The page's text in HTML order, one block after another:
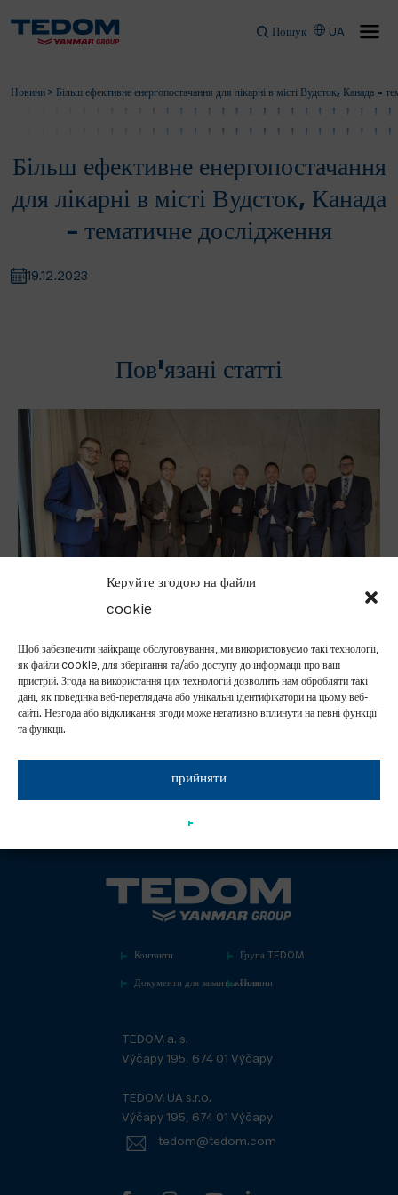
Керуйте згодою на файли
cookie
Щоб забезпечити найкраще обслуговування, ми використовуємо такі технології,
як файли cookie, для зберігання та/або доступу до інформації про ваш
пристрій. Згода на використання цих технологій дозволить нам обробляти такі
дані, як поведінка веб-переглядача або унікальні ідентифікатори на цьому веб-
сайті. Незгода або відкликання згоди може негативно вплинути на певні функції
та функції.
прийняти
Пошук UA
Новини > Більш ефективне енергопостачання для лікарні в місті Вудсток, Канада –
Більш ефективне енергопостачання
для лікарні в місті Вудсток, Канада
– тематичне дослідження
19.12.2023
Пов'язані статті
YANMAR
У ПОЛЬЩІ МИ СТВОРИЛИ НОВУ
ПЛАНУЄМО БУДУВАТИ ТА
ДЖЕРЕЛА З НИЗЬКИМ РІВНЕМ
Контакти Група TEDOM
Документи для завантаження
Новини
TEDOM a. s.
Výčapy 195, 674 01 Výčapy
TEDOM UA s.r.o.
Výčapy 195, 674 01 Výčapy
tedom@tedom.com